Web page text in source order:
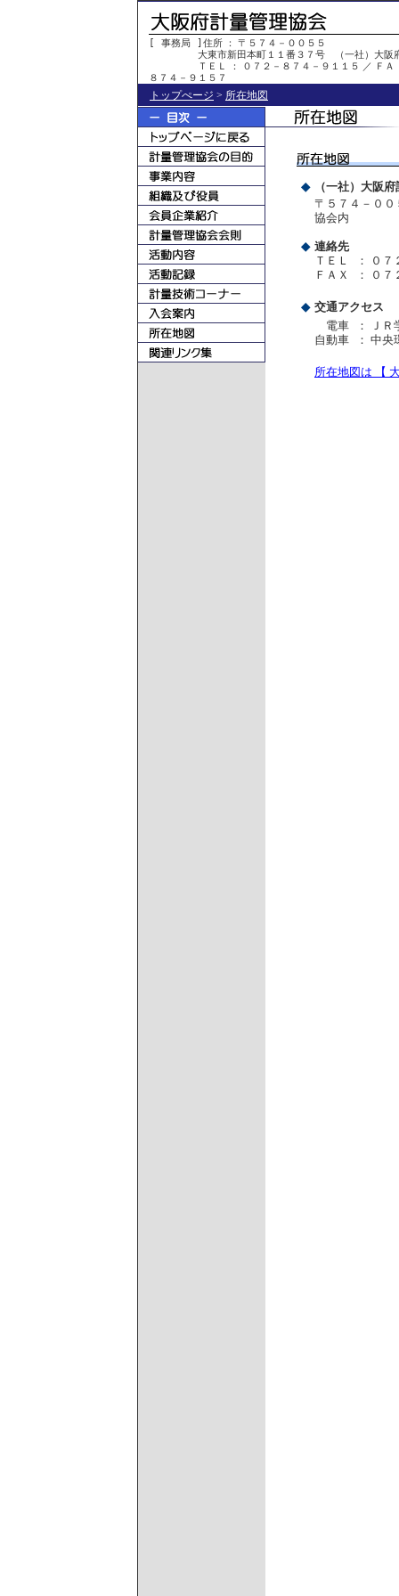
[ 事務局 ] 住所 ： 〒５７４－００５５
大東市新田本町１１番３７号 （一社）大阪
ＴＥＬ ： ０７２－８７４－９１１５ ／ ＦＡ
８７４－９１５７
トップぺージ > 所在地図
◆
（一社）大阪
〒５７４－０
協会内
◆ 連絡先
ＴＥＬ ：
０７
ＦＡＸ ：
０７
◆ 交通アクセス
電車 ：
Ｊ
自動車 ： 中央
所在地図は 【